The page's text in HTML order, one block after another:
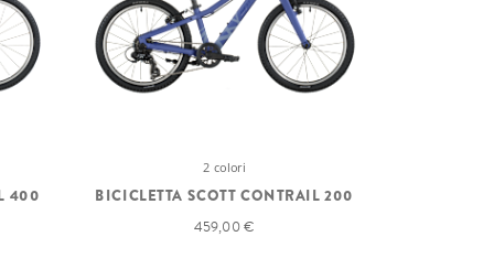
400
2 colori
BICICLETTA SCOTT CONTRAIL 200
459,00 €